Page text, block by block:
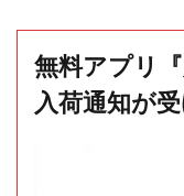
無料アプリ
入荷通知が